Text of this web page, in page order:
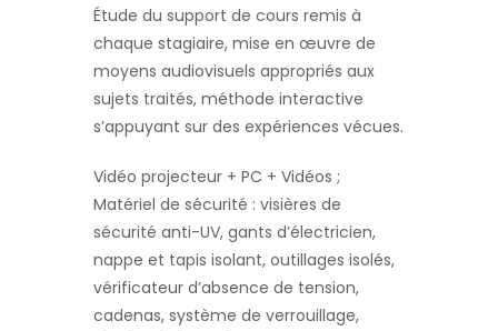
Étude du support de cours remis à
chaque stagiaire, mise en œuvre de
moyens audiovisuels appropriés aux
sujets traités, méthode interactive
s’appuyant sur des expériences vécues.
Vidéo projecteur + PC + Vidéos ;
Matériel de sécurité : visières de
sécurité anti-UV, gants d’électricien,
nappe et tapis isolant, outillages isolés,
vérificateur d’absence de tension,
cadenas, système de verrouillage,